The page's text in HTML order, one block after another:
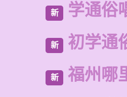
新 学通俗
新 初学通
新 福州哪